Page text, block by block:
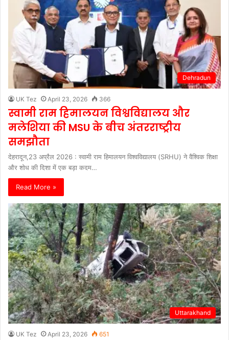
Dehradun
UK Tez April 23, 2026 366
स्वामी राम हिमालयन विश्वविद्यालय और
मलेशिया की MSU के बीच अंतरराष्ट्रीय
समझौता
देहरादून,23 अप्रैल 2026 : स्वामी राम हिमालयन विश्वविद्यालय (SRHU) ने वैश्विक शिक्षा
और शोध की दिशा में एक बड़ा कदम…
Read More »
Uttarakhand
UK Tez April 23, 2026 651